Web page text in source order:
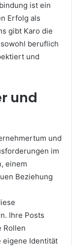
ist ein
Erfolg als
gibt Karo die
beruflich
und
und
und
im
einem
Beziehung
Ihre Posts
Rollen
eigene Identität